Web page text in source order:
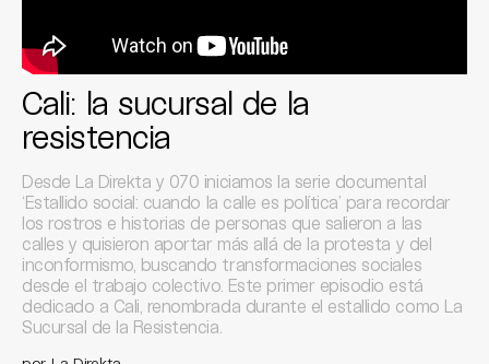
Cali: la sucursal de la
resistencia
Desde La Direkta y 070 iniciamos la serie documental
‘Estallido social: cuando la calle es política’ para recordar
los rostros e historias de personas que salieron a las
calles y quisieron aportar más allá de la protesta y del
inconformismo, buscando transformaciones sociales
desde el trabajo colectivo. Este primer episodio está
dedicado a Cali, renombrada durante el estallido como La
Sucursal de la Resistencia.